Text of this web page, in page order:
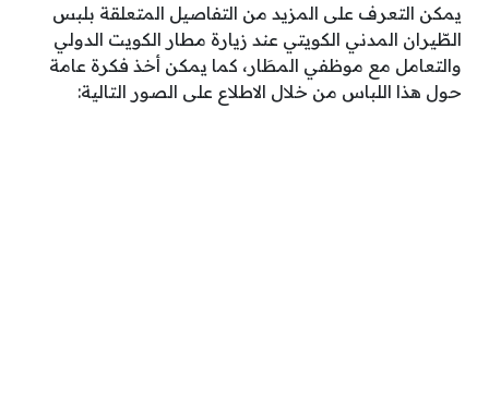
يمكن التعرف على المزيد من التفاصيل المتعلقة بلبس
الطّيران المدني الكويتي عند زيارة مطار الكويت الدولي
والتعامل مع موظفي المطَار، كما يمكن أخذ فكرة عامة
حول هذا اللباس من خلال الاطلاع على الصور التالية: